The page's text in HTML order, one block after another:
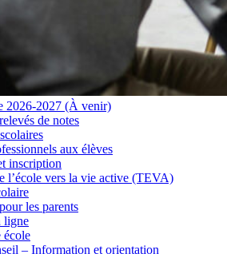
2026-2027 (À venir)
de notes
aux élèves
inscription
l’école vers la vie active (TEVA)
les parents
ligne
école
– Information et orientation